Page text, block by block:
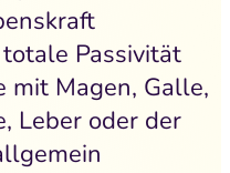
Passivität
mit Magen, Galle,
Leber oder der